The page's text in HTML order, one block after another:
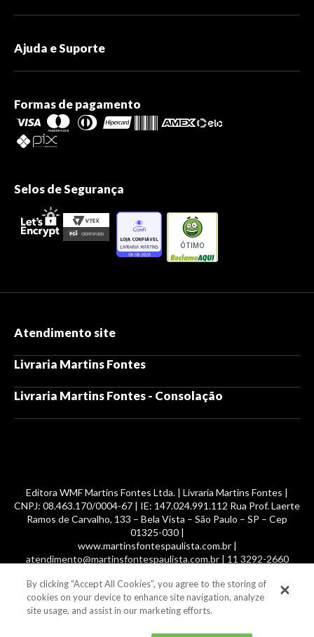
Ajuda e Suporte
Formas de pagamento
Selos de Segurança
ÓTIMO
Atendimento site
Livraria Martins Fontes
Livraria Martins Fontes - Consolação
Editora WMF Martins Fontes Ltda. | Livraria Martins Fontes |
CNPJ: 08.463.170/0004-67 | IE: 147.024.991.112 Rua Prof. Laerte
Ramos de Carvalho, 133 – Bela Vista – São Paulo – SP – Cep
01325-030 |
www.martinsfontespaulista.com.br |
atendimento@martinsfontespaulista.com.br | 11 3292-2660
© 2014 -2026, MartinsFontes livros nacionais e importados,
com mais de 700 mil títulos. Todos os direitos reservados.
By clicking “Accept All Cookies”, you agree to the storing of
cookies on your device to enhance site navigation, analyze
site usage, and assist in our marketing efforts.